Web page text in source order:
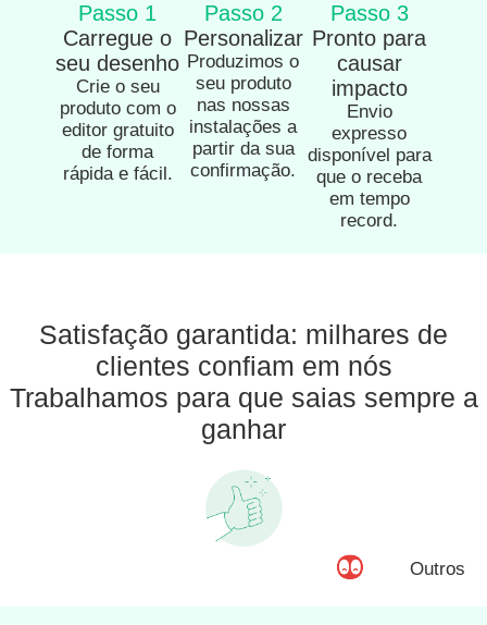
Passo 1
Carregue o
seu desenho
Crie o seu
produto com o
editor gratuito
de forma
rápida e fácil.
Passo 2
Personalizar
Produzimos o
seu produto
nas nossas
instalações a
partir da sua
confirmação.
Passo 3
Pronto para
causar
impacto
Envio
expresso
disponível para
que o receba
em tempo
record.
Satisfação garantida: milhares de
clientes confiam em nós
Trabalhamos para que saias sempre a
ganhar
Outros